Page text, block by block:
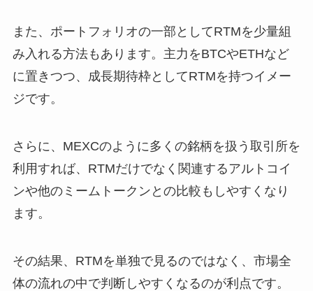
また、ポートフォリオの一部としてRTMを少量組
み入れる方法もあります。主力をBTCやETHなど
に置きつつ、成長期待枠としてRTMを持つイメー
ジです。
さらに、MEXCのように多くの銘柄を扱う取引所を
利用すれば、RTMだけでなく関連するアルトコイ
ンや他のミームトークンとの比較もしやすくなり
ます。
その結果、RTMを単独で見るのではなく、市場全
体の流れの中で判断しやすくなるのが利点です。